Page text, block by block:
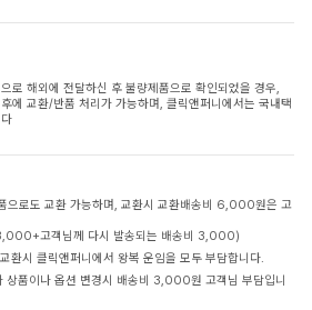
로 해외에 전달하신 후 불량제품으로 확인되었을 경우,
에 교환/반품 처리가 가능하며, 클릭앤퍼니에서는 국내택
으로도 교환 가능하며, 교환시 교환배송비 6,000원은 고
고객님께 다시 발송되는 배송비 3,000)
환시 클릭앤퍼니에서 왕복 운임을 모두 부담합니다.
상품이나 옵션 변경시 배송비 3,000원 고객님 부담입니